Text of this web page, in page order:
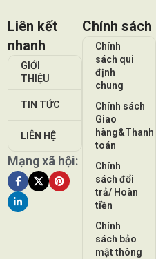
Liên kết
nhanh
GIỚI
THIỆU
TIN TỨC
LIÊN HỆ
Mạng xã hội:
Chính sách
Chính
sách qui
định
chung
Chính sách
Giao
hàng&Thanh
toán
Chính
sách đổi
trả/ Hoàn
tiền
Chính
sách bảo
mật thông